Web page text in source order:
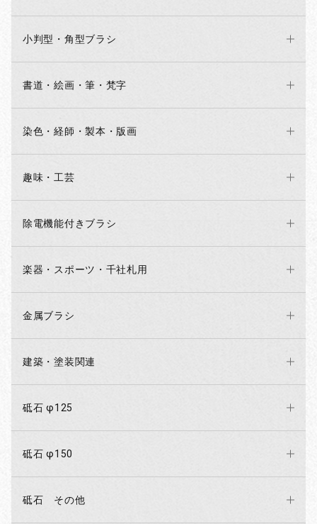
小判型・角型ブラシ
書道・絵画・筆・梵字
染色・経師・製本・版画
趣味・工芸
除電機能付きブラシ
楽器・スポーツ・千社札用
金属ブラシ
建築・塗装関連
砥石 φ125
砥石 φ150
砥石 その他